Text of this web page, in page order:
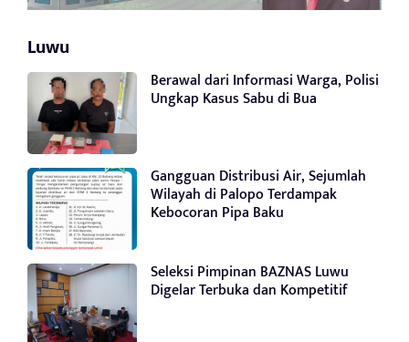
Luwu
Berawal dari Informasi Warga, Polisi
Ungkap Kasus Sabu di Bua
Gangguan Distribusi Air, Sejumlah
Wilayah di Palopo Terdampak
Kebocoran Pipa Baku
Seleksi Pimpinan BAZNAS Luwu
Digelar Terbuka dan Kompetitif